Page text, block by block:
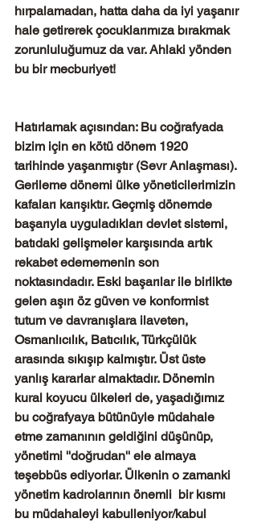
hırpalamadan, hatta daha da iyi yaşanır
hale getirerek çocuklarımıza bırakmak
zorunluluğumuz da var. Ahlaki yönden
bu bir mecburiyet!
Hatırlamak açısından: Bu coğrafyada
bizim için en kötü dönem 1920
tarihinde yaşanmıştır (Sevr Anlaşması).
Gerileme dönemi ülke yöneticilerimizin
kafaları karışıktır. Geçmiş dönemde
başarıyla uyguladıkları devlet sistemi,
batıdaki gelişmeler karşısında artık
rekabet edememenin son
noktasındadır. Eski başarılar ile birlikte
gelen aşırı öz güven ve konformist
tutum ve davranışlara ilaveten,
Osmanlıcılık, Batıcılık, Türkçülük
arasında sıkışıp kalmıştır. Üst üste
yanlış kararlar almaktadır. Dönemin
kural koyucu ülkeleri de, yaşadığımız
bu coğrafyaya bütünüyle müdahale
etme zamanının geldiğini düşünüp,
yönetimi ''doğrudan'' ele almaya
teşebbüs ediyorlar. Ülkenin o zamanki
yönetim kadrolarının önemli  bir kısmı
bu müdahaleyi kabulleniyor/kabul